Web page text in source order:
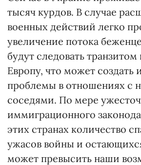
тысяч курдов. В случае
военных действий легко
увеличение потока
будут следовать
Европу, что может создать
проблемы в отношениях с
соседями. По мере
иммиграционного
этих странах количество
ужасов войны и
может превысить наши